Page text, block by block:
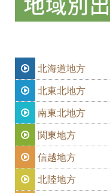
北海道地方
北東北地方
南東北地方
関東地方
信越地方
北陸地方